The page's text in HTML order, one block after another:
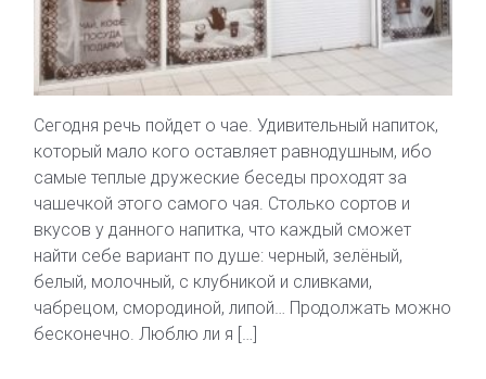
Сегодня речь пойдет о чае. Удивительный напиток,
который мало кого оставляет равнодушным, ибо
самые теплые дружеские беседы проходят за
чашечкой этого самого чая. Столько сортов и
вкусов у данного напитка, что каждый сможет
найти себе вариант по душе: черный, зелёный,
белый, молочный, с клубникой и сливками,
чабрецом, смородиной, липой… Продолжать можно
бесконечно. Люблю ли я […]